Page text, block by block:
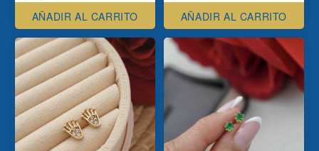
AÑADIR AL CARRITO AÑADIR AL CARRITO